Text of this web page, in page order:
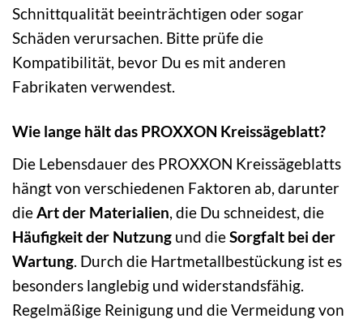
Schnittqualität beeinträchtigen oder sogar
Schäden verursachen. Bitte prüfe die
Kompatibilität, bevor Du es mit anderen
Fabrikaten verwendest.
Wie lange hält das PROXXON Kreissägeblatt?
Die Lebensdauer des PROXXON Kreissägeblatts
hängt von verschiedenen Faktoren ab, darunter
dieArt der Materialien, die Du schneidest, die
Häufigkeit der Nutzung und dieSorgfalt bei der
Wartung. Durch die Hartmetallbestückung ist es
besonders langlebig und widerstandsfähig.
Regelmäßige Reinigung und die Vermeidung von